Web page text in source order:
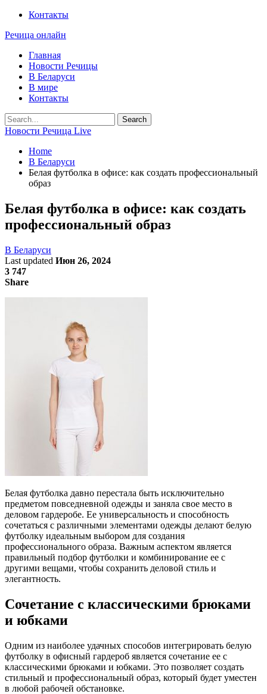
Контакты
Речица онлайн
Главная
Новости Речицы
В Беларуси
В мире
Контакты
Новости Речица Live
Home
В Беларуси
Белая футболка в офисе: как создать профессиональный
образ
Белая футболка в офисе: как создать
профессиональный образ
В Беларуси
Last updated Июн 26, 2024
3 747
Share
Белая футболка давно перестала быть исключительно
предметом повседневной одежды и заняла свое место в
деловом гардеробе. Ее универсальность и способность
сочетаться с различными элементами одежды делают белую
футболку идеальным выбором для создания
профессионального образа. Важным аспектом является
правильный подбор футболки и комбинирование ее с
другими вещами, чтобы сохранить деловой стиль и
элегантность.
Сочетание с классическими брюками
и юбками
Одним из наиболее удачных способов интегрировать белую
футболку в офисный гардероб является сочетание ее с
классическими брюками и юбками. Это позволяет создать
стильный и профессиональный образ, который будет уместен
в любой рабочей обстановке.